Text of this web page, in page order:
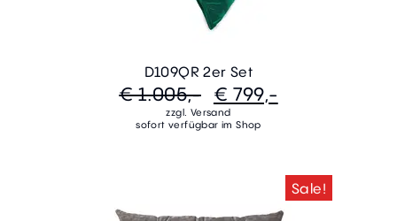
D109QR 2er Set
€ 1.005,- € 799,-
zzgl. Versand
sofort verfügbar im Shop
Sale!